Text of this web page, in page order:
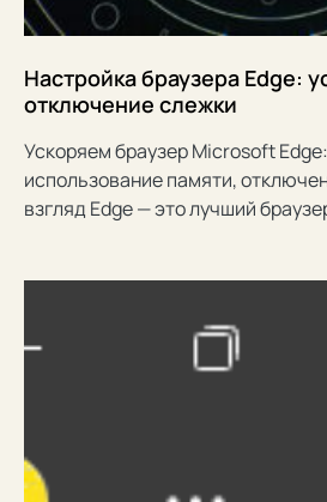
Настройка браузера Edge:
отключение слежки
Ускоряем браузер Microsoft
использование памяти,
взгляд Edge — это лучший